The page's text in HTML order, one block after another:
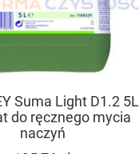
Suma Light D1.2 5L
do ręcznego mycia
naczyń